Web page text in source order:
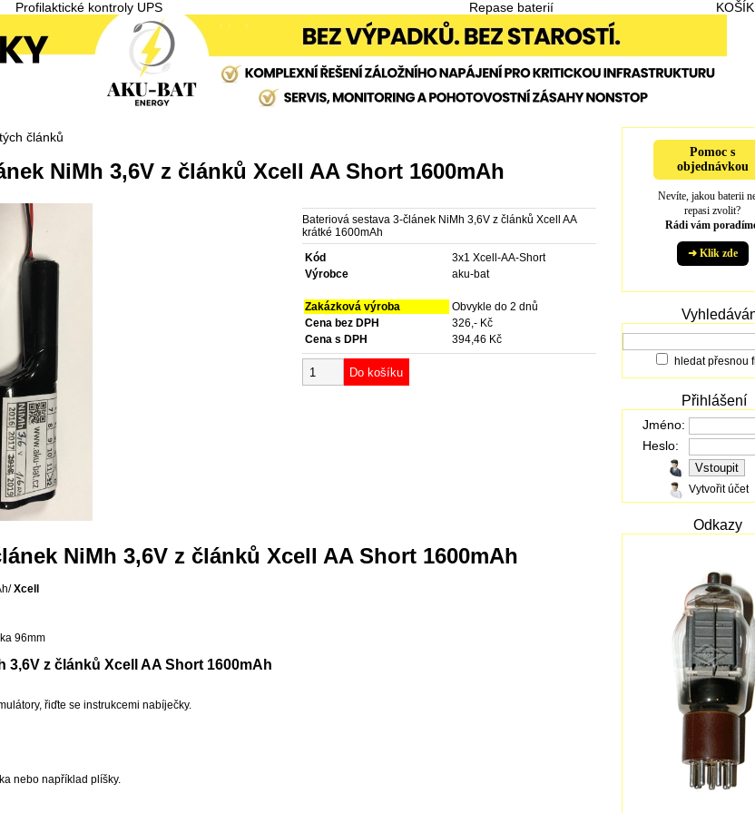
Profilaktické kontroly UPS Repase baterií KOŠÍK
článků
NiMh 3,6V z článků Xcell AA Short 1600mAh
Bateriová sestava 3-článek NiMh 3,6V z článků Xcell AA
krátké 1600mAh
Kód
3x1 Xcell-AA-Short
Výrobce
aku-bat
Zakázková výroba
Obvykle do 2 dnů
Cena bez DPH
326,- Kč
Cena s DPH
394,46 Kč
Do košíku
NiMh 3,6V z článků Xcell AA Short 1600mAh
Xcell
96mm
3,6V z článků Xcell AA Short 1600mAh
řiďte se instrukcemi nabíječky.
nebo například plíšky.
Pomoc s
objednávkou
Nevíte, jakou baterii
repasi zvolit?
Rádi vám
➜ Klik zde
hledat přesnou
Přihlášení
Jméno:
Heslo:
Vytvořit účet
Odkazy